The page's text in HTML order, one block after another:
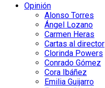
Opinión
Alonso Torres
Ángel Lozano
Carmen Heras
Cartas al director
Clorinda Powers
Conrado Gómez
Cora Ibáñez
Emilia Guijarro